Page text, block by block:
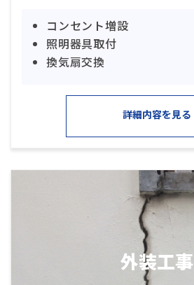
コンセント増設
照明器具取付
換気扇交換
詳細内容を見る
外装工事